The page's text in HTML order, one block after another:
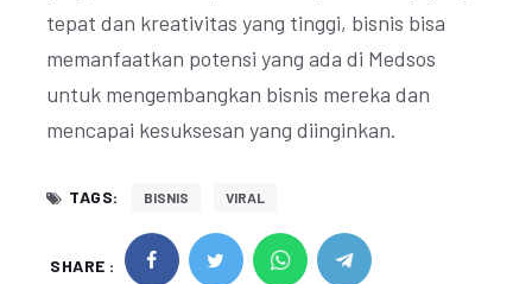
tepat dan kreativitas yang tinggi, bisnis bisa
memanfaatkan potensi yang ada di Medsos
untuk mengembangkan bisnis mereka dan
mencapai kesuksesan yang diinginkan.
TAGS: BISNIS VIRAL
SHARE :